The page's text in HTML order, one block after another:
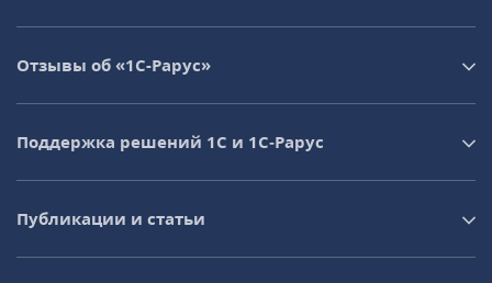
Отзывы об «1С-Рарус»
Поддержка решений 1С и 1С‑Рарус
Публикации и статьи